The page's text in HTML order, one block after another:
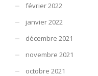
février 2022
janvier 2022
décembre 2021
novembre 2021
octobre 2021